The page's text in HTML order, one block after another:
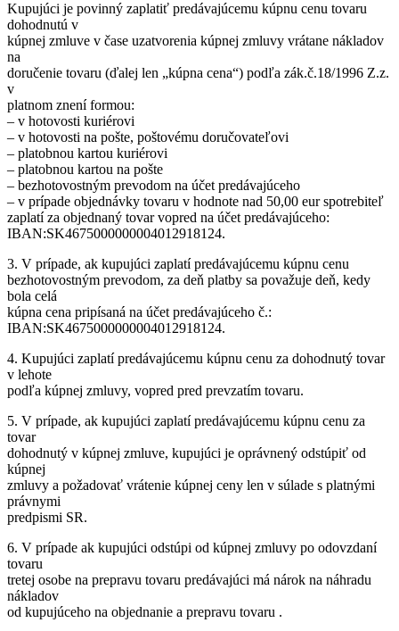
Kupujúci je povinný zaplatiť predávajúcemu kúpnu cenu tovaru
dohodnutú v
kúpnej zmluve v čase uzatvorenia kúpnej zmluvy vrátane nákladov
na
doručenie tovaru (ďalej len „kúpna cena“) podľa zák.č.18/1996 Z.z.
v
platnom znení formou:
– v hotovosti kuriérovi
– v hotovosti na pošte, poštovému doručovateľovi
– platobnou kartou kuriérovi
– platobnou kartou na pošte
– bezhotovostným prevodom na účet predávajúceho
– v prípade objednávky tovaru v hodnote nad 50,00 eur spotrebiteľ
zaplatí za objednaný tovar vopred na účet predávajúceho:
IBAN:SK4675000000004012918124.
3. V prípade, ak kupujúci zaplatí predávajúcemu kúpnu cenu
bezhotovostným prevodom, za deň platby sa považuje deň, kedy
bola celá
kúpna cena pripísaná na účet predávajúceho č.:
IBAN:SK4675000000004012918124.
4. Kupujúci zaplatí predávajúcemu kúpnu cenu za dohodnutý tovar
v lehote
podľa kúpnej zmluvy, vopred pred prevzatím tovaru.
5. V prípade, ak kupujúci zaplatí predávajúcemu kúpnu cenu za
tovar
dohodnutý v kúpnej zmluve, kupujúci je oprávnený odstúpiť od
kúpnej
zmluvy a požadovať vrátenie kúpnej ceny len v súlade s platnými
právnymi
predpismi SR.
6. V prípade ak kupujúci odstúpi od kúpnej zmluvy po odovzdaní
tovaru
tretej osobe na prepravu tovaru predávajúci má nárok na náhradu
nákladov
od kupujúceho na objednanie a prepravu tovaru .